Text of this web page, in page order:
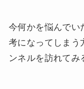
今何かを悩んでい
考になってしまう
ンネルを訪れてみ